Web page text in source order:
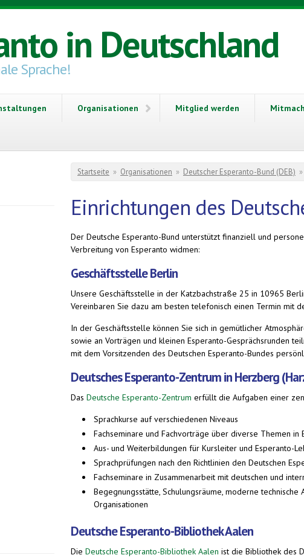
in Deutschland
Sprache!
Organisationen Mitglied werden
Sie sind hier
Startseite » Organisationen » Deutscher Esperanto-Bund (DEB) »
Einrichtungen des
Der Deutsche Esperanto-Bund unterstützt finanziell und
Verbreitung von Esperanto widmen:
Geschäftsstelle Berlin
Unsere Geschäftsstelle in der Katzbachstraße 25 in 10965
Vereinbaren Sie dazu am besten telefonisch einen Termin mit
In der Geschäftsstelle können Sie sich in gemütlicher
sowie an Vorträgen und kleinen Esperanto-Gesprächsrunden
mit dem Vorsitzenden des Deutschen Esperanto-Bundes
Deutsches Esperanto-Zentrum in Herzberg
Das Deutsche Esperanto-Zentrum erfüllt die Aufgaben einer
Sprachkurse auf verschiedenen Niveaus
Fachseminare und Fachvorträge über diverse Themen in
Aus- und Weiterbildungen für Kursleiter und Esperanto-
Sprachprüfungen nach den Richtlinien den Deutschen
Fachseminare in Zusammenarbeit mit deutschen und
Begegnungsstätte, Schulungsräume, moderne
Organisationen
Deutsche Esperanto-Bibliothek Aalen
Die Deutsche Esperanto-Bibliothek Aalen ist die Bibliothek des